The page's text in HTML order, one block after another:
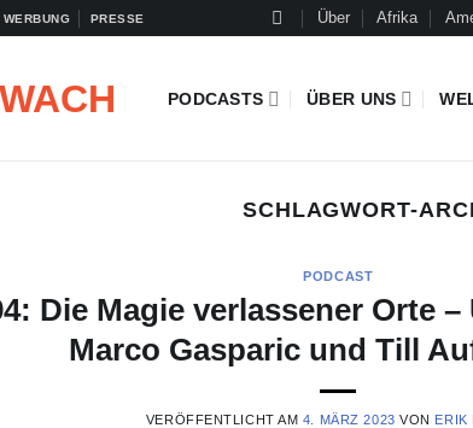
PRESSE Über Afrika
PODCASTS ÜBER UNS
SCHLAGWORT-
PODCAST
Die Magie verlassener Orte
Marco Gasparic und Till
VERÖFFENTLICHT AM 4. MÄRZ 2023 VON ERIK